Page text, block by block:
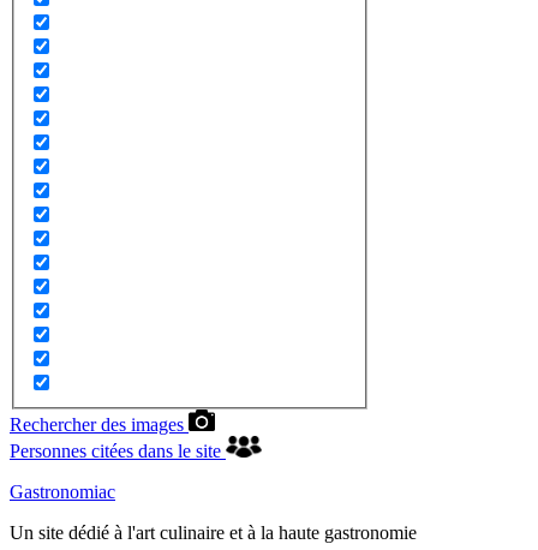
Rechercher des images
Personnes citées dans le site
Gastronomiac
Un site dédié à l'art culinaire et à la haute gastronomie